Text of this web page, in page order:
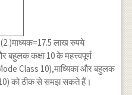
लाख रुपये
बहुलक कक्षा 10 के महत्त्वपूर्ण
Class 10),माध्यिका और बहुलक
को ठीक से समझ सकते हैं।